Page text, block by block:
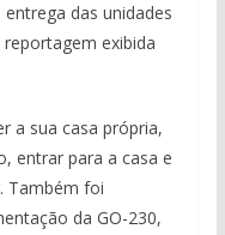
das unidades
exibida
a sua casa própria,
entrar para a casa e
Também foi
da GO-230,